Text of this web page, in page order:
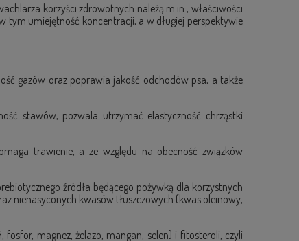
korzyści zdrowotnych należą m.in., właściwości
tym umiejętność koncentracji, a w długiej perspektywie
gazów oraz poprawia jakość odchodów psa, a także
stawów, pozwala utrzymać elastyczność chrząstki
trawienie, a ze względu na obecność związków
źródła będącego pożywką dla korzystnych
nienasyconych kwasów tłuszczowych (kwas oleinowy,
magnez, żelazo, mangan, selen) i fitosteroli, czyli